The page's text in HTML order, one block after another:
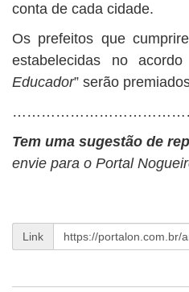
conta de cada cidade.
Os prefeitos que
estabelecidas no
Educador” serão
Tem uma sugestão de
envie para o Portal
Link